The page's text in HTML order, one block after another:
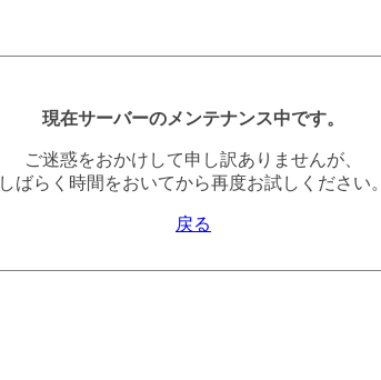
現在サーバーのメンテナンス中です。
ご迷惑をおかけして申し訳ありませんが、
しばらく時間をおいてから再度お試しください。
戻る